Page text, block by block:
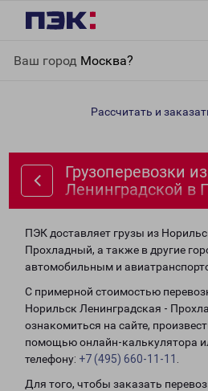
Ваш город Москва?
Ленинградской в Прохладный
Рассчитать и
Грузоперевозки
Ленинградской в
ПЭК доставляет грузы из
Прохладный, а также в другие
автомобильным и
С примерной стоимостью
Норильск Ленинградская -
ознакомиться на сайте,
помощью онлайн-калькулятора
телефону: +7 (495) 660-11-11
Для того, чтобы заказать